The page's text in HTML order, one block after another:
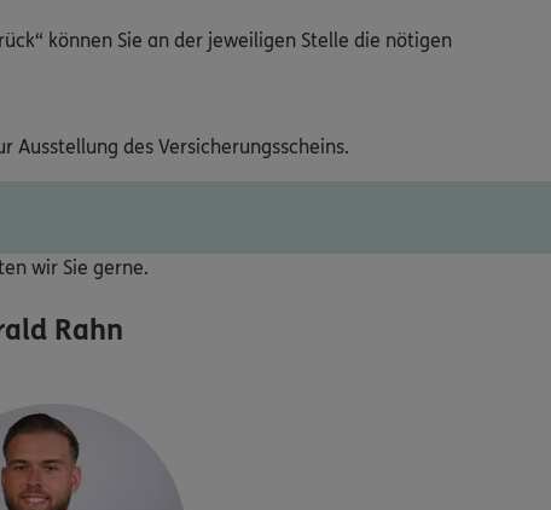
können Sie an der jeweiligen Stelle die nötigen
des Versicherungsscheins.
wir Sie gerne.
Rahn